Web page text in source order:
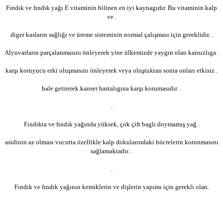
Fındık ve fındık yağı E vitaminin bilinen en iyi kaynagıdır. Bu vitaminin kalp
ve .
diger kasların sağlığı ve üreme sisteminin normal çalışması için gereklidir. .
Alyuvarların parçalanmasını önleyerek yine ülkemizde yaygın olan kansızlıga .
karşı koruyucu etki oluşmasını önleyerek veya oluştuktan sonra onları etkisiz .
hale getirerek kanser hastalıgına karşı korumasıdır. .
Fındıkta ve fındık yağında yüksek, çok çift baglı doymamış yağ .
asidinin az olması vucutta özellikle kalp dokularındaki hücrelerin korunmasını
sağlamaktadır. .
Fındık ve fındık yağının kemiklerin ve dişlerin yapımı için gerekli olan.